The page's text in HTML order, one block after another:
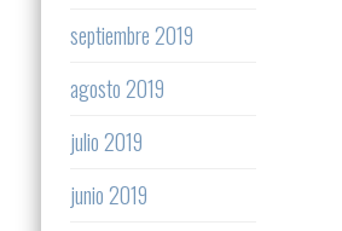
septiembre 2019
agosto 2019
julio 2019
junio 2019